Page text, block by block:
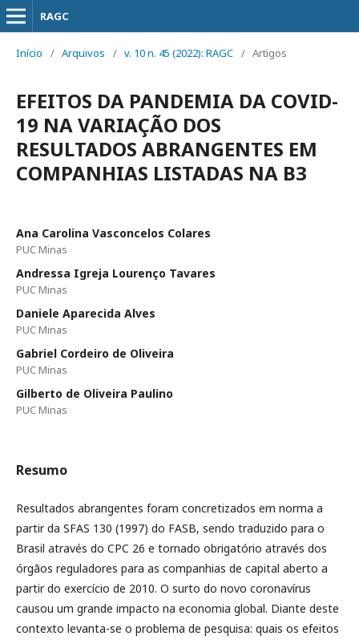
RAGC
Início / Arquivos / v. 10 n. 45 (2022): RAGC / Artigos
EFEITOS DA PANDEMIA DA COVID-
19 NA VARIAÇÃO DOS
RESULTADOS ABRANGENTES EM
COMPANHIAS LISTADAS NA B3
Ana Carolina Vasconcelos Colares
PUC Minas
Andressa Igreja Lourenço Tavares
PUC Minas
Daniele Aparecida Alves
PUC Minas
Gabriel Cordeiro de Oliveira
PUC Minas
Gilberto de Oliveira Paulino
PUC Minas
Resumo
Resultados abrangentes foram concretizados em norma a
partir da SFAS 130 (1997) do FASB, sendo traduzido para o
Brasil através do CPC 26 e tornado obrigatório através dos
órgãos reguladores para as companhias de capital aberto a
partir do exercício de 2010. O surto do novo coronavírus
causou um grande impacto na economia global. Diante deste
contexto levanta-se o problema de pesquisa: quais os efeitos